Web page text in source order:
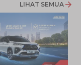
LIHAT SEMUA